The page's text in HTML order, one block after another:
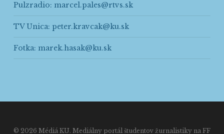
Pulzradio: marcel.pales@rtvs.sk
TV Unica: peter.kravcak@ku.sk
Fotka: marek.hasak@ku.sk
© 2026 Médiá KU. Mediálny portál študentov žurnalistiky na FF